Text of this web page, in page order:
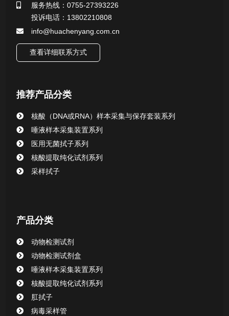
服务热线：0755-27393226
投诉电话：13802210808
info@huachenyang.com.cn
查看详细联系方式
推荐产品分类
核酸（DNA或RNA）样本采集与保存套装系列
唾液样本采集装置系列
医用无菌拭子系列
核酸提取纯化试剂系列
采样拭子
产品分类
动物检测试剂
动物检测试剂盒
唾液样本采集装置系列
核酸提取纯化试剂系列
肛拭子
病毒采样管